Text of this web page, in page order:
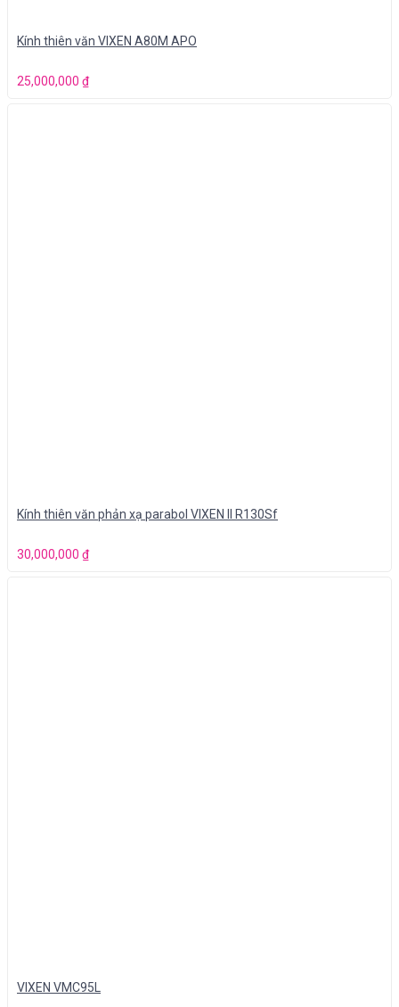
Kính thiên văn VIXEN A80M APO
25,000,000 ₫
Kính thiên văn phản xạ parabol VIXEN II R130Sf
30,000,000 ₫
VIXEN VMC95L